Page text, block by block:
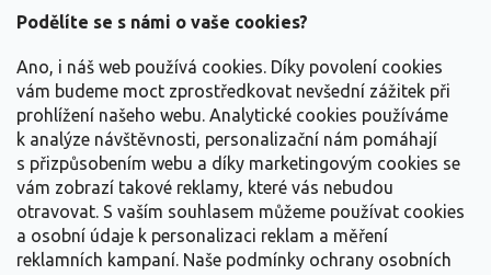
Podělíte se s námi o vaše cookies?
Ano, i náš web používá cookies. Díky povolení cookies
vám budeme moct zprostředkovat nevšední zážitek při
prohlížení našeho webu. Analytické cookies používáme
k analýze návštěvnosti, personalizační nám pomáhají
s přizpůsobením webu a díky marketingovým cookies se
vám zobrazí takové reklamy, které vás nebudou
otravovat. S vaším souhlasem můžeme používat cookies
a osobní údaje k personalizaci reklam a měření
reklamních kampaní. Naše podmínky ochrany osobních
Vše o nákupu
Informace pro Vás
Kontakujte nás